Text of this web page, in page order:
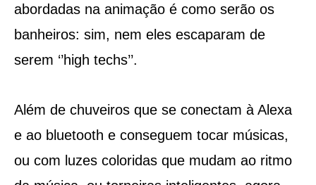
abordadas na animação é como serão os
banheiros: sim, nem eles escaparam de
serem ‘’high techs’’.
Além de chuveiros que se conectam à Alexa
e ao bluetooth e conseguem tocar músicas,
ou com luzes coloridas que mudam ao ritmo